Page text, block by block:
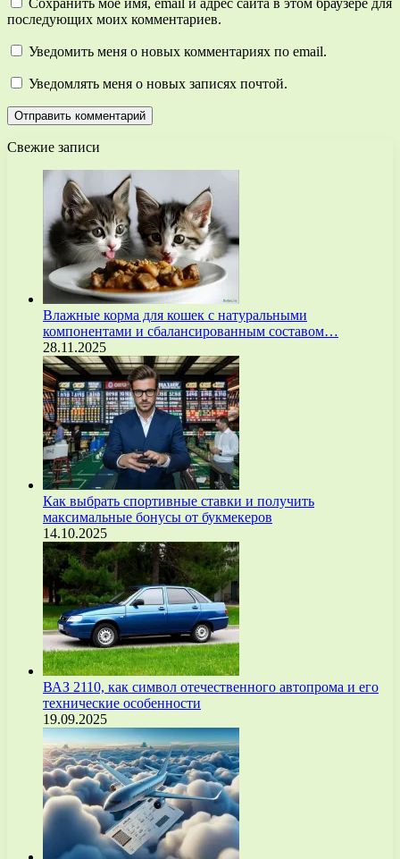
Сохранить моё имя, email и адрес сайта в этом браузере для
последующих моих комментариев.
Уведомить меня о новых комментариях по email.
Уведомлять меня о новых записях почтой.
Свежие записи
Влажные корма для кошек с натуральными
компонентами и сбалансированным составом…
28.11.2025
Как выбрать спортивные ставки и получить
максимальные бонусы от букмекеров
14.10.2025
ВАЗ 2110, как символ отечественного автопрома и его
технические особенности
19.09.2025